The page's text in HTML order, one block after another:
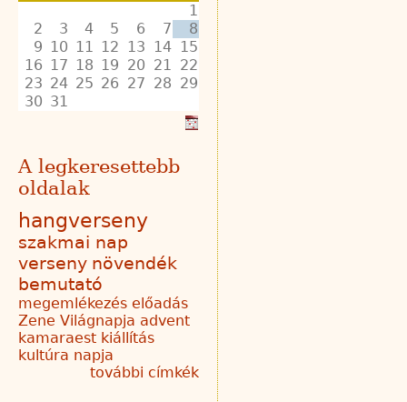
1
2
3 4 5 6 7
8
9 10 11 12 13 14 15
16 17 18 19 20 21
22
23 24 25 26 27 28 29
30 31
A legkeresettebb
oldalak
hangverseny
szakmai nap
verseny növendék
bemutató
megemlékezés előadás
Zene Világnapja advent
kamaraest kiállítás
kultúra napja
további címkék